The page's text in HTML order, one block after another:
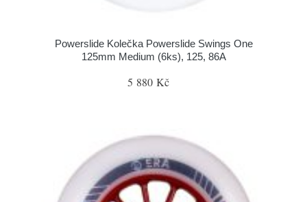
Powerslide Kolečka Powerslide Swings One
125mm Medium (6ks), 125, 86A
5 880 Kč